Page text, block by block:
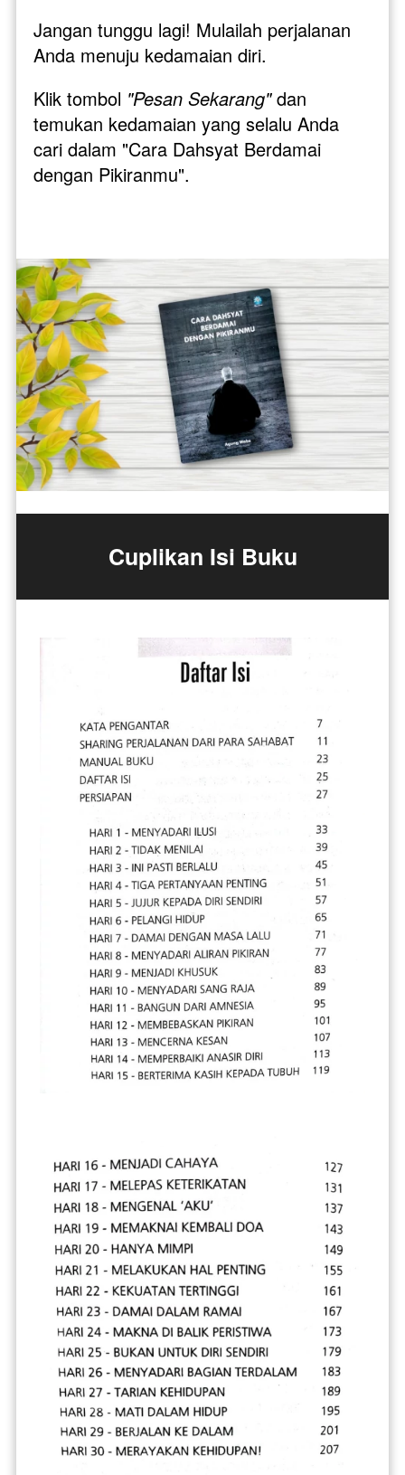
Jangan tunggu lagi! Mulailah perjalanan
Anda menuju kedamaian diri.
Klik tombol "Pesan Sekarang" dan
temukan kedamaian yang selalu Anda
cari dalam "Cara Dahsyat Berdamai
dengan Pikiranmu".
Cuplikan Isi Buku